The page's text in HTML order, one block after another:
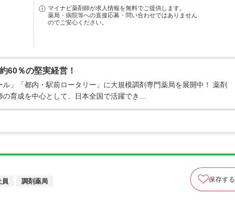
マイナビ薬剤師が求人情報を無料でご提供します。
薬局・病院等への直接応募・問い合わせではありません
のでご安心ください。
60％の堅実経営！
」「都内・駅前ロータリー」に大規模調剤専門薬局を展開中！ 薬剤
育成を中心として、日本全国で活躍でき…
員 調剤薬局 保存する